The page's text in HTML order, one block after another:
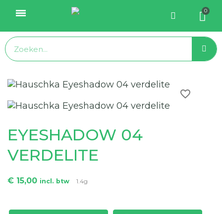
favorite_border
EYESHADOW 04
VERDELITE
€ 15,00 incl. btw 1.4g